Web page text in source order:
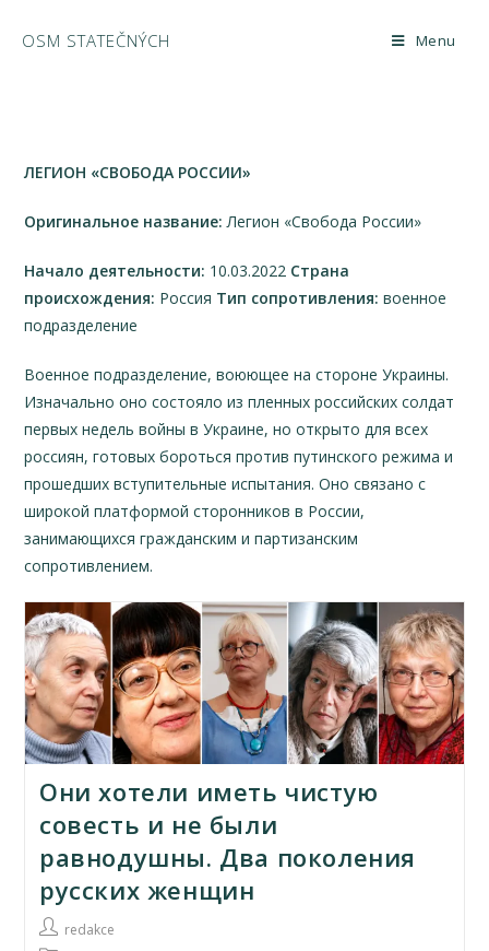
OSM STATEČNÝCH Menu
ЛЕГИОН «СВОБОДА РОССИИ»
Оригинальное название:Легион «Свобода России»
Начало деятельности: 10.03.2022 Страна
происхождения: Россия Тип сопротивления:военное
подразделение
Военное подразделение, воюющее на стороне Украины.
Изначально оно состояло из пленных российских солдат
первых недель войны в Украине, но открыто для всех
россиян, готовых бороться против путинского режима и
прошедших вступительные испытания. Оно связано с
широкой платформой сторонников в России,
занимающихся гражданским и партизанским
сопротивлением.
Они хотели иметь чистую
совесть и не были
равнодушны. Два поколения
русских женщин
Авторredakce